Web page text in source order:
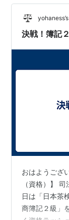
い上がって見
決戦！簿記
おはようござ
（資格）】
日は「日本茶
商簿記２級」